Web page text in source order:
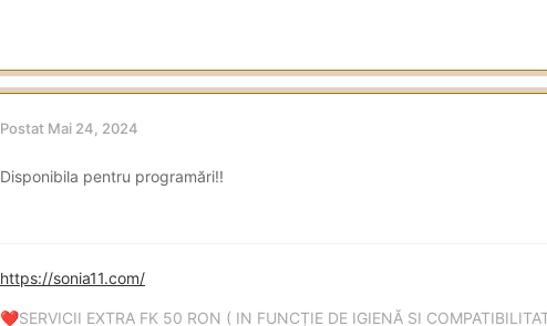
Postat Mai 24, 2024
Disponibila pentru programări!!
https://sonia11.com/
❤️SERVICII EXTRA FK 50 RON ( IN FUNCȚIE DE IGIENĂ SI